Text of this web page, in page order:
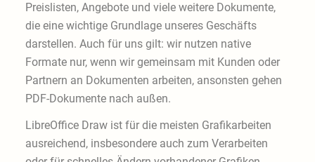
Preislisten, Angebote und viele weitere Dokumente,
die eine wichtige Grundlage unseres Geschäfts
darstellen. Auch für uns gilt: wir nutzen native
Formate nur, wenn wir gemeinsam mit Kunden oder
Partnern an Dokumenten arbeiten, ansonsten gehen
PDF-Dokumente nach außen.
LibreOffice Draw ist für die meisten Grafikarbeiten
ausreichend, insbesondere auch zum Verarbeiten